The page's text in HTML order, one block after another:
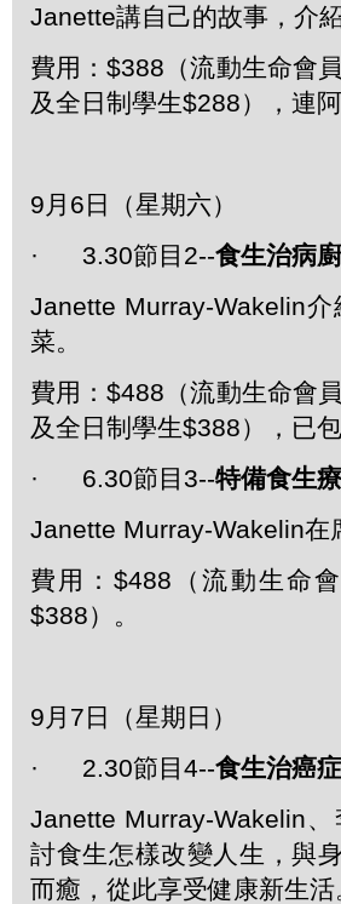
Janette講自己的故事，介
費用：$388（流動生命會
及全日制學生$288），連
9月6日（星期六）
· 3.30節目2--食生治病
Janette Murray-Wakelin
菜。
費用：$488（流動生命會
及全日制學生$388），已
· 6.30節目3--特備食生
Janette Murray-Wakelin在
費用：$488（流動生命
$388）。
9月7日（星期日）
· 2.30節目4--食生治癌
Janette Murray-Wakelin
討食生怎樣改變人生，與
而癒，從此享受健康新生活